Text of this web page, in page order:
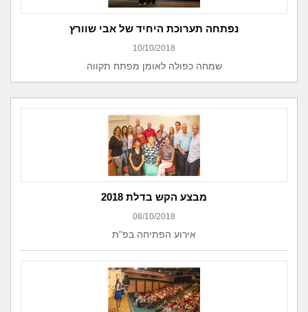
נפתחה תערוכת היחיד של אבי שוורץ
10/10/2018
שמחה כפולה לאומן מפתח תקווה
מבצע הקש בדלת 2018
08/10/2018
אירוע הפתיחה בפ"ת